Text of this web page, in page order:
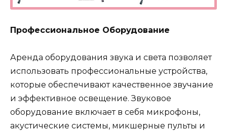
Профессиональное Оборудование
Аренда оборудования звука и света позволяет
использовать профессиональные устройства,
которые обеспечивают качественное звучание
и эффективное освещение. Звуковое
оборудование включает в себя микрофоны,
акустические системы, микшерные пульты и